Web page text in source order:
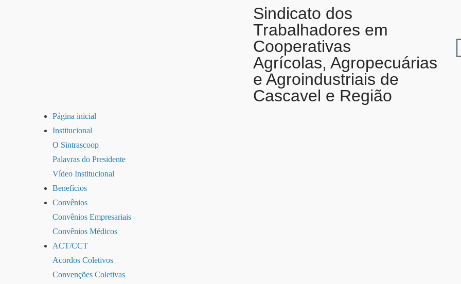
Sindicato dos
Trabalhadores em
Cooperativas
Agrícolas, Agropecuárias
e Agroindustriais de
Cascavel e Região
Página inicial
Institucional
O Sintrascoop
Palavras do Presidente
Vídeo Institucional
Benefícios
Convênios
Convênios Empresariais
Convênios Médicos
ACT/CCT
Acordos Coletivos
Convenções Coletivas